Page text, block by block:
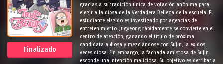
Finalizado
gracias a su tradición única de votación anónima para
elegir a la diosa de la Verdadera Belleza de la escuela. El
estudiante elegido es investigado por agencias de
entretenimiento. Jugyeong rápidamente se convierte en el
centro de atención, ganando el título de próxima
candidata a diosa y mezclándose con Sujin, la ex dos
veces diosa. Sin embargo, la fachada amistosa de Sujin
esconde una intención maliciosa. Su objetivo es derribar a